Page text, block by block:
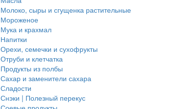
Молоко, сыры и сгущенка растительные
Мороженое
Мука и крахмал
Напитки
Орехи, семечки и сухофрукты
Отруби и клетчатка
Продукты из полбы
Сахар и заменители сахара
Сладости
Снэки | Полезный перекус